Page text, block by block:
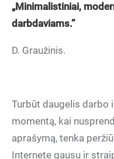
„Minimalistiniai,
darbdaviams.”
D. Graužinis.
Turbūt daugelis darbo
momentą, kai
aprašymą, tenka
Internete gausu ir